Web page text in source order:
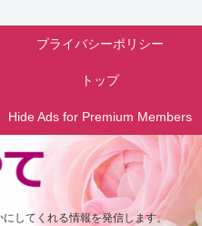
してくれる情報を発信します。
プライバシーポリシー
トップ
Hide Ads for Premium Members